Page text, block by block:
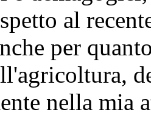
al
per
nella mia